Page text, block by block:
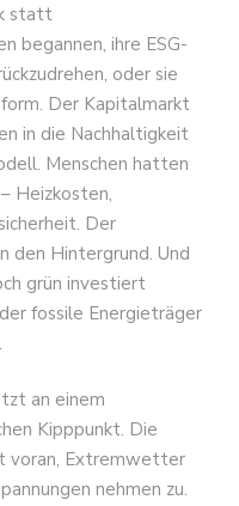
statt
begannen, ihre ESG-
oder sie
Der Kapitalmarkt
in die Nachhaltigkeit
Menschen hatten
Heizkosten,
Der
den Hintergrund. Und
grün investiert
fossile Energieträger
an einem
Kipppunkt. Die
voran, Extremwetter
nehmen zu.